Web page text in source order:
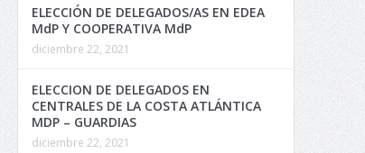
ELECCIÓN DE DELEGADOS/AS EN EDEA
MdP Y COOPERATIVA MdP
diciembre 22, 2021
ELECCION DE DELEGADOS EN
CENTRALES DE LA COSTA ATLÁNTICA
MDP – GUARDIAS
diciembre 22, 2021